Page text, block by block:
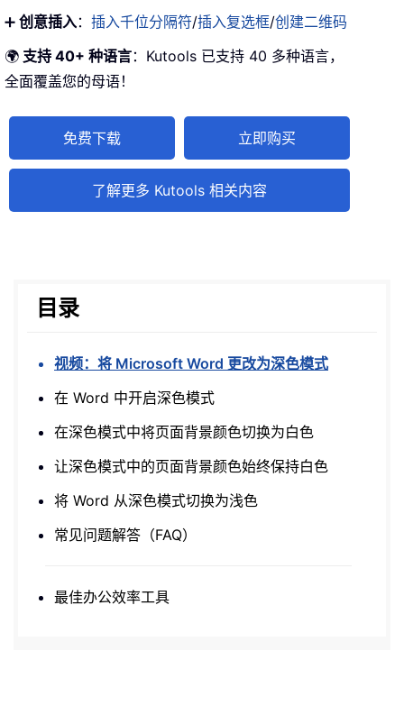
➕ 创意插入： 插入千位分隔符/插入复选框/创建二维码
🌍 支持 40+ 种语言：Kutools 已支持 40 多种语言，
全面覆盖您的母语！
免费下载 立即购买
了解更多 Kutools 相关内容
目录
视频：将 Microsoft Word 更改为深色模式
在 Word 中开启深色模式
在深色模式中将页面背景颜色切换为白色
让深色模式中的页面背景颜色始终保持白色
将 Word 从深色模式切换为浅色
常见问题解答（FAQ）
最佳办公效率工具